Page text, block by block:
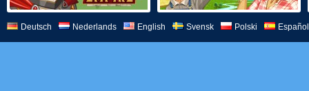
Deutsch Nederlands English Svensk Polski Español